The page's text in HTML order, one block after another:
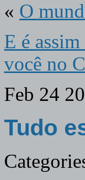
« O
E é
você no
Feb 24
Tudo